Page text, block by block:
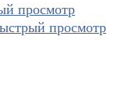
просмотр
просмотр